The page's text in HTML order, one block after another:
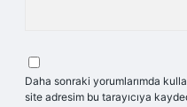
Daha sonraki yorumlarımda
site adresim bu tarayıcıya